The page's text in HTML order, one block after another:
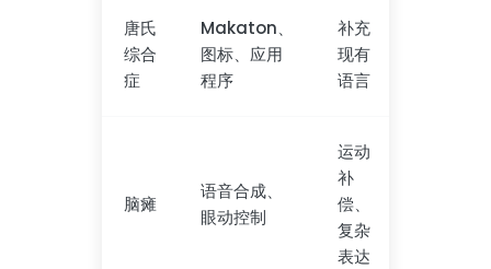
唐氏
综合
症
Makaton、
图标、应用
程序
补充
现有
语言
脑瘫
语音合成、
眼动控制
运动
补
偿、
复杂
表达